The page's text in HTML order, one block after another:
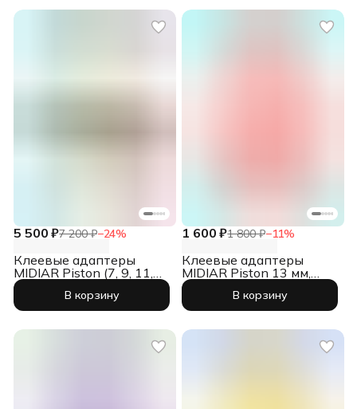
5 500 ₽7 200 ₽−24%
Клеевые адаптеры
MIDIAR Piston (7, 9, 11,
13 мм), 40 шт.
В корзину
1 600 ₽1 800 ₽−11%
Клеевые адаптеры
MIDIAR Piston 13 мм,
красные, 10 шт.
В корзину